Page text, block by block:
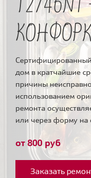
дом в кратчайшие
причины
использованием
ремонта
или через форму на
от 800 руб
Заказать